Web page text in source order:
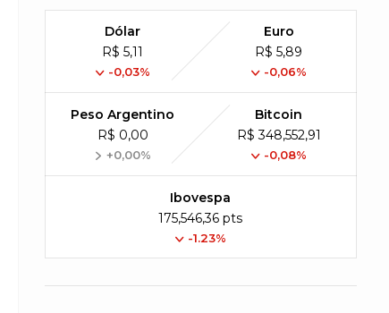
Dólar
R$ 5,11
-0,03%
Euro
R$ 5,89
-0,06%
Peso Argentino
R$ 0,00
+0,00%
Bitcoin
R$ 348,552,91
-0,08%
Ibovespa
175,546,36 pts
-1.23%